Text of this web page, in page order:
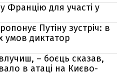
Францію для участі у
Путіну зустріч: в
умов диктатор
– боєць сказав,
в атаці на Києво-